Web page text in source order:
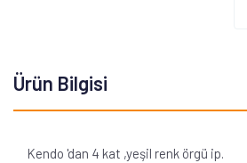
Ürün Bilgisi
Kendo 'dan 4 kat ,yeşil renk örgü ip.